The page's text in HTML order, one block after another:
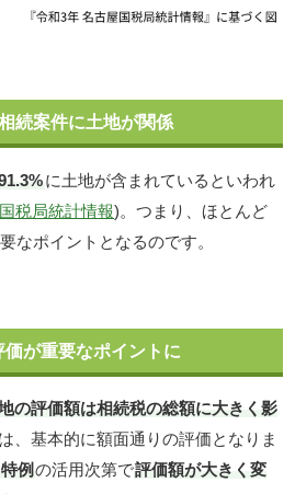
続案件に土地が関係
に土地が含まれているといわれ
税局統計情報)。つまり、ほとんど
なポイントとなるのです。
が重要なポイントに
の評価額は相続税の総額に大きく影
、基本的に額面通りの評価となりま
特例の活用次第で評価額が大きく変